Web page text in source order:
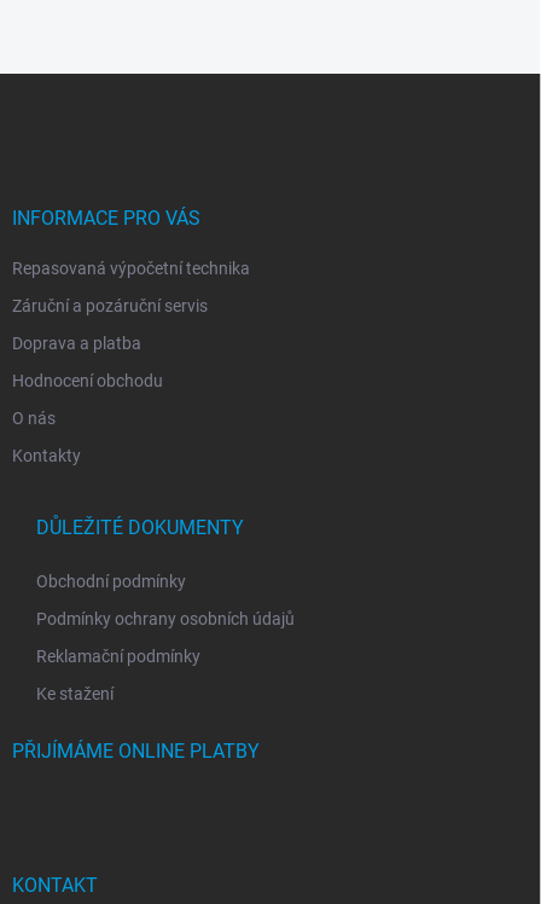
INFORMACE PRO VÁS
Repasovaná výpočetní technika
Záruční a pozáruční servis
Doprava a platba
Hodnocení obchodu
O nás
Kontakty
DŮLEŽITÉ DOKUMENTY
Obchodní podmínky
Podmínky ochrany osobních údajů
Reklamační podmínky
Ke stažení
PŘIJÍMÁME ONLINE PLATBY
KONTAKT